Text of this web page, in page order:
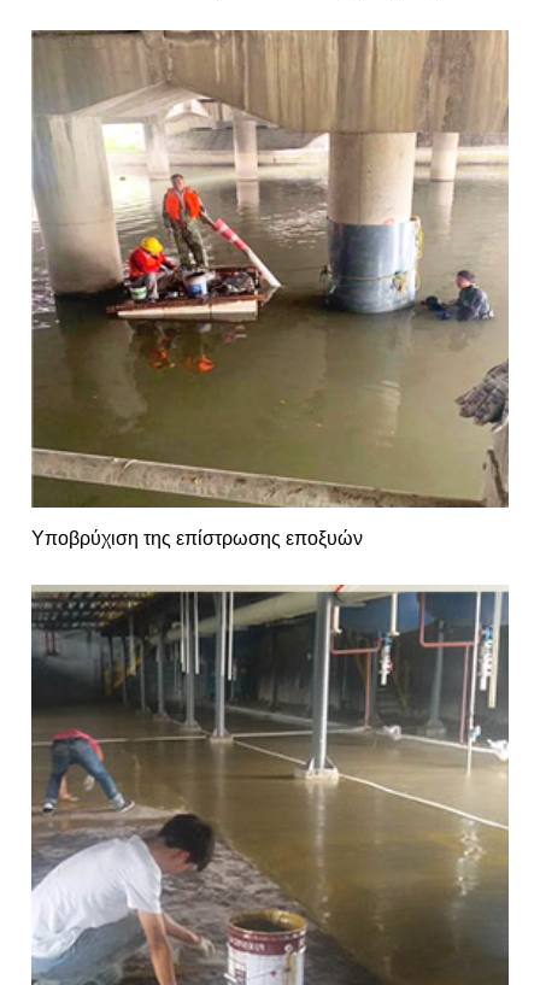
Υποβρύχιση της επίστρωσης εποξυών